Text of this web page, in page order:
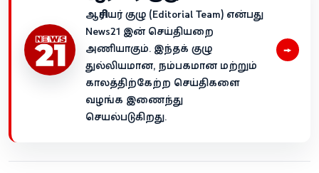
ஆசிரியர் குழு (Editorial Team) என்பது
News21 இன் செய்தியறை
அணியாகும். இந்தக் குழு
துல்லியமான, நம்பகமான மற்றும்
காலத்திற்கேற்ற செய்திகளை
வழங்க இணைந்து
செயல்படுகிறது.
→